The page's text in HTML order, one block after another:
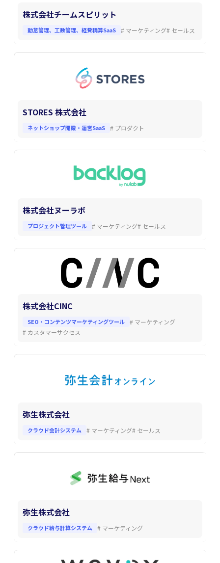
株式会社チームスピリット
勤怠管理、工数管理、経費精算SaaS # マーケティング# セールス
STORES 株式会社
ネットショップ開設・運営SaaS # プロダクト
株式会社ヌーラボ
プロジェクト管理ツール # マーケティング# セールス
株式会社CINC
SEO・コンテンツマーケティングツール # マーケティング
# カスタマーサクセス
弥生株式会社
クラウド会計システム # マーケティング# セールス
弥生株式会社
クラウド給与計算システム # マーケティング